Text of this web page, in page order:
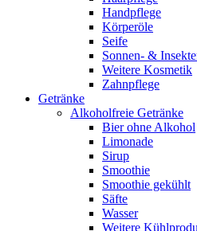
Handpflege
Körperöle
Seife
Sonnen- &
Weitere Kosmetik
Zahnpflege
Getränke
Alkoholfreie Getränke
Bier ohne Alkohol
Limonade
Sirup
Smoothie
Smoothie gekühlt
Säfte
Wasser
Weitere